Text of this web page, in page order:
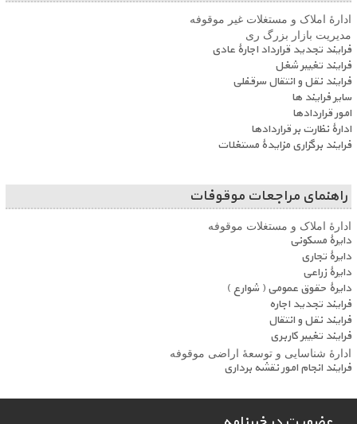
ادارۀ املاک و مستغلات غیر موقوفه
مدیریت بازار بزرگ ری
فرایند تجدید قرارداد اجارۀ عادی
فرایند تغییر شغل
فرایند نقل و انتقال سرقفلی
سایر فرایند ها
امور قراردادها
ادارۀ نظارت بر قراردادها
فرایند برگزاری مزایدۀ مستغلات
راهنمای مراجعات موقوفات
ادارۀ املاک و مستغلات موقوفه
دایرۀ مسکونی
دایرۀ تجاری
دایرۀ زراعی
دایرۀ حقوق عمومی ( شوارع )
فرایند تجدید اجاره
فرایند نقل و انتقال
فرایند تغییر کاربری
ادارۀ شناسایی و توسعۀ اراضی موقوفه
فرایند انجام امور نقشه برداری